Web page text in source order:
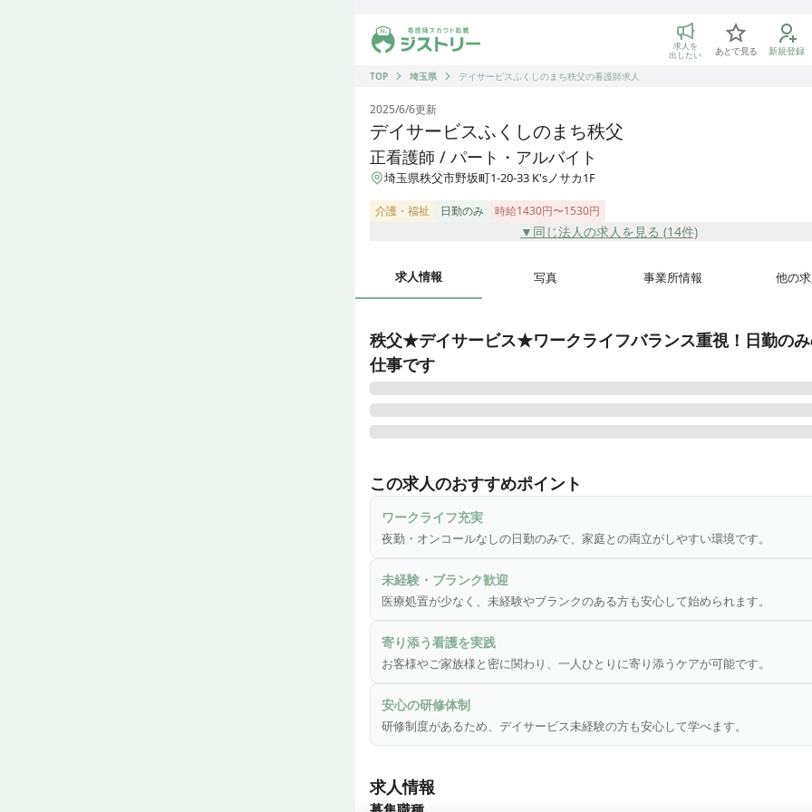
ジストリー 看護師の転職マッチング
求人を
出したい あとで見る 新規登録
TOP
埼玉県 デイサービスふくしのまち秩父の看護師求人
2025/6/6更新
デイサービスふくしのまち秩父
正看護師 / パート・アルバイト
埼玉県秩父市野坂町1-20-33 K'sノサカ1F
介護・福祉 日勤のみ 時給1430円〜1530円
▼同じ法人の求人を見る (14件)
求人情報 写真 事業所情報 他の求
秩父★デイサービス★ワークライフバランス重視！日勤の
仕事です
デイサービス看護師の仕事内容〜★〜★
・デイサービスでは、お客様（高齢者）を日帰りで施設に受け入れ、
食事や入浴などの介護サービスを提供します。
・その中での看護師さんのお仕事はお客様のバイタル測定や個別機能訓
介護職員の方と連携を取りながら食事介助、入浴介助、レクリエーショ
います。
・お客様はもちろんお客様のご家族とも、
より近いところで寄り添うケアができることが魅力なお仕事です。
（（デイサービスで働くメリットはコチラ↓））
子育て中のママさんや主婦の方も大歓迎!!　ご家庭との両立OK
この求人のおすすめポイント
ワークライフ充実
夜勤・オンコールなしの日勤のみで、家庭との両立がしやすい環境です。
未経験・ブランク歓迎
医療処置が少なく、未経験やブランクのある方も安心して始められます。
寄り添う看護を実践
お客様やご家族様と密に関わり、一人ひとりに寄り添うケアが可能です。
安心の研修体制
研修制度があるため、デイサービス未経験の方も安心して学べます。
求人情報